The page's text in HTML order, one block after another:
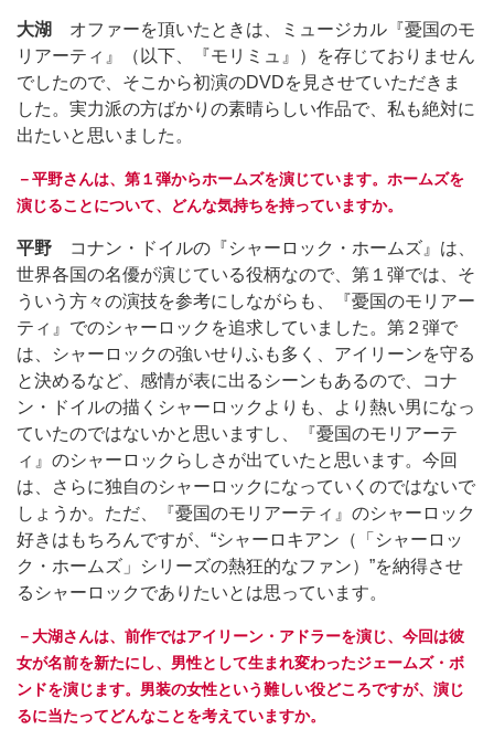
大湖
オファーを頂いたときは、ミュージカル『憂国のモ
リアーティ』（以下、『モリミュ』）を存じておりません
でしたので、そこから初演のDVDを見させていただきま
した。実力派の方ばかりの素晴らしい作品で、私も絶対に
出たいと思いました。
－平野さんは、第１弾からホームズを演じています。ホームズを
演じることについて、どんな気持ちを持っていますか。
平野 コナン・ドイルの『シャーロック・ホームズ』は、
世界各国の名優が演じている役柄なので、第１弾では、そ
ういう方々の演技を参考にしながらも、『憂国のモリアー
ティ』でのシャーロックを追求していました。第２弾で
は、シャーロックの強いせりふも多く、アイリーンを守る
と決めるなど、感情が表に出るシーンもあるので、コナ
ン・ドイルの描くシャーロックよりも、より熱い男になっ
ていたのではないかと思いますし、『憂国のモリアーテ
ィ』のシャーロックらしさが出ていたと思います。今回
は、さらに独自のシャーロックになっていくのではないで
しょうか。ただ、『憂国のモリアーティ』のシャーロック
好きはもちろんですが、“シャーロキアン（「シャーロッ
ク・ホームズ」シリーズの熱狂的なファン）”を納得させ
るシャーロックでありたいとは思っています。
－大湖さんは、前作ではアイリーン・アドラーを演じ、今回は彼
女が名前を新たにし、男性として生まれ変わったジェームズ・ボ
ンドを演じます。男装の女性という難しい役どころですが、演じ
るに当たってどんなことを考えていますか。